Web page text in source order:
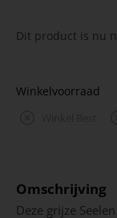
Dit product is nu
Winkelvoorraad
Omschrijving
Deze grijze